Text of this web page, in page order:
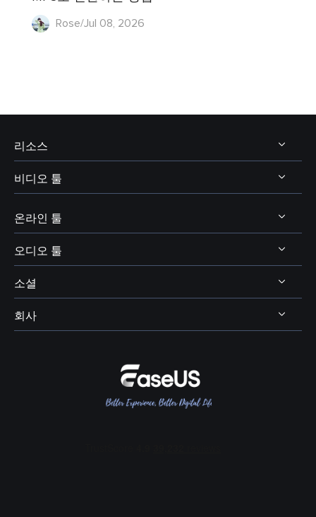
Rose/Jul 08, 2026
리소스
비디오 및 오디오 다운로드
보이스 체인저 팁
디스코드 보이스 체인저
OBS 보이스 체인저
여성 목소리 보이스 체인저
콜 오브 듀티 보이스 체인저
비디오 툴
비디오 다운로더
비디오 에디터
비디오킷
온라인 툴
온라인 비디오 다운로더
온라인 보이스 체인저
AI 목소리 및 음향 효과
오디오 툴
보이스 웨이브
보컬 리무버
메인 보컬 및 코러스 분리
소셜

회사